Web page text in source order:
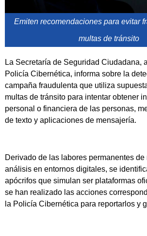
Emiten recomendaciones para evitar
multas de tránsito
La Secretaría de Seguridad Ciudadana,
Policía Cibernética, informa sobre la
campaña fraudulenta que utiliza
multas de tránsito para intentar obtener
personal o financiera de las personas,
de texto y aplicaciones de mensajería.
Derivado de las labores permanentes de
análisis en entornos digitales, se
apócrifos que simulan ser plataformas
se han realizado las acciones
la Policía Cibernética para reportarlos y